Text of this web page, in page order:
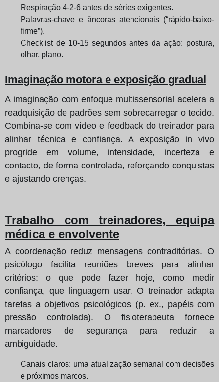
Respiração 4-2-6 antes de séries exigentes.
Palavras-chave e âncoras atencionais (“rápido-baixo-
firme”).
Checklist de 10-15 segundos antes da ação: postura,
olhar, plano.
Imaginação motora e exposição gradual
A imaginação com enfoque multissensorial acelera a
readquisição de padrões sem sobrecarregar o tecido.
Combina-se com vídeo e feedback do treinador para
alinhar técnica e confiança. A exposição in vivo
progride em volume, intensidade, incerteza e
contacto, de forma controlada, reforçando conquistas
e ajustando crenças.
Trabalho com treinadores, equipa
médica e envolvente
A coordenação reduz mensagens contraditórias. O
psicólogo facilita reuniões breves para alinhar
critérios: o que pode fazer hoje, como medir
confiança, que linguagem usar. O treinador adapta
tarefas a objetivos psicológicos (p. ex., papéis com
pressão controlada). O fisioterapeuta fornece
marcadores de segurança para reduzir a
ambiguidade.
Canais claros: uma atualização semanal com decisões
e próximos marcos.